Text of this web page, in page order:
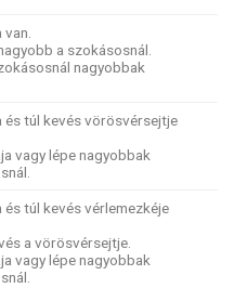
van.
a szokásosnál.
nagyobbak
és túl kevés vörösvérsejtje
vagy lépe nagyobbak
és túl kevés vérlemezkéje
a vörösvérsejtje.
vagy lépe nagyobbak